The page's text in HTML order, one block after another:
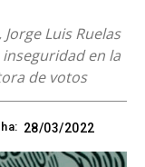
Luis Ruelas
en la
de votos
28/03/2022